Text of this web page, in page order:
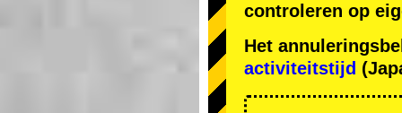
controleren op
Het
activiteitstijd